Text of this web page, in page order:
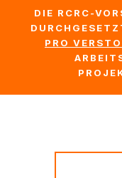
DIE RCRC-
PRO